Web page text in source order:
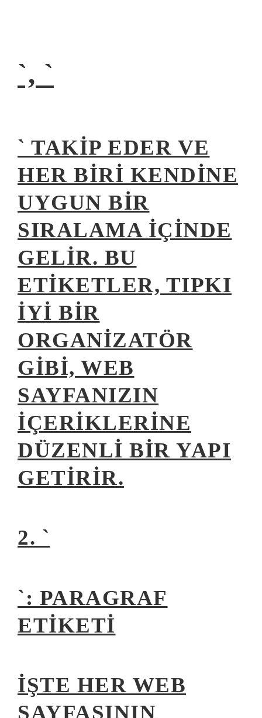
`, `
` TAKIP EDER VE
HER BIRI KENDINE
UYGUN BIR
SIRALAMA IÇINDE
GELIR. BU
ETIKETLER, TIPKI
IYI BIR
ORGANIZATÖR
GIBI, WEB
SAYFANIZIN
IÇERIKLERINE
DÜZENLI BIR YAPI
GETIRIR.
2. `
`: PARAGRAF
ETIKETI
İŞTE HER WEB
SAYFASININ